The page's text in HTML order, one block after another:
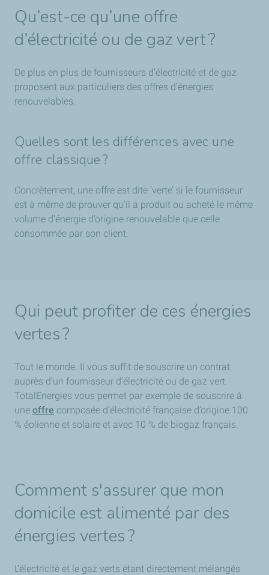
Qu’est-ce qu’une offre
d’électricité ou de gaz vert ?
De plus en plus de fournisseurs d’électricité et de gaz
proposent aux particuliers des offres d’énergies
renouvelables.
Quelles sont les différences avec une
offre classique ?
Concrètement, une offre est dite ‘verte’ si le fournisseur
est à même de prouver qu’il a produit ou acheté le même
volume d’énergie d’origine renouvelable que celle
consommée par son client.
Qui peut profiter de ces énergies
vertes ?
Tout le monde. Il vous suffit de souscrire un contrat
auprès d’un fournisseur d’électricité ou de gaz vert.
TotalEnergies vous permet par exemple de souscrire à
une offre composée d’électricité française d’origine 100
% éolienne et solaire et avec 10 % de biogaz français.
Comment s'assurer que mon
domicile est alimenté par des
énergies vertes ?
L’électricité et le gaz verts étant directement mélangés